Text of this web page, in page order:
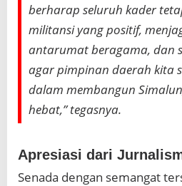
berharap seluruh kader
militansi yang positif,
antarumat beragama, dan
agar pimpinan daerah kita
dalam membangun
hebat,” tegasnya.
Apresiasi dari
Senada dengan semangat